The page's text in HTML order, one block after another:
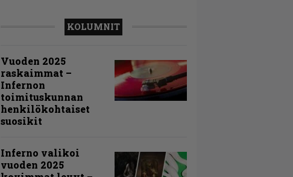
KOLUMNIT
Vuoden 2025
raskaimmat –
Infernon
toimituskunnan
henkilökohtaiset
suosikit
Inferno valikoi
vuoden 2025